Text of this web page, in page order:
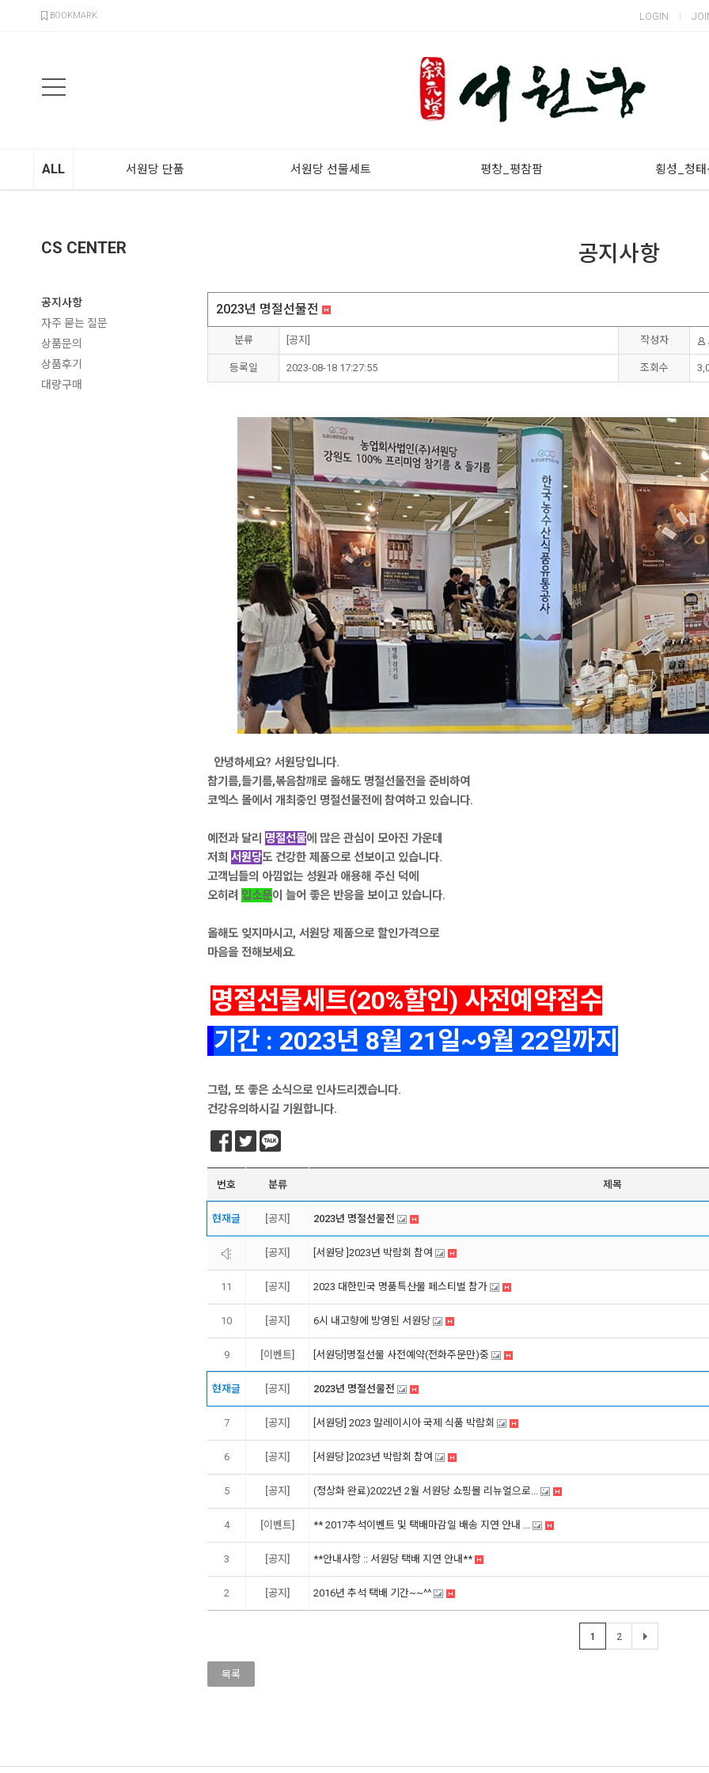
BOOKMARK LOGIN
ALL 서원당 단품 서원당 선물세트 평창_평참팜 횡성_청
CS CENTER
공지사항
자주 묻는 질문
상품문의
상품후기
대량구매
공지사항
2023년 명절선물전
분류 [공지] 작성자
등록일 2023-08-18 17:27:55 조회수
안녕하세요? 서원당입니다.
참기름,들기름,볶음참깨로 올해도 명절선물전을 준비하여
코엑스 몰에서 개최중인 명절선물전에 참여하고 있습니다.
예전과 달리 명절선물에 많은 관심이 모아진 가운데
저희 서원당도 건강한 제품으로 선보이고 있습니다.
고객님들의 아낌없는 성원과 애용해 주신 덕에
오히려 입소문이 늘어 좋은 반응을 보이고 있습니다.
올해도 잊지마시고, 서원당 제품으로 할인가격으로
마음을 전해보세요.
명절선물세트(20%할인) 사전예약접수
기간 : 2023년 8월 21일~9월 22일까지
그럼, 또 좋은 소식으로 인사드리겠습니다.
건강유의하시길 기원합니다.
번호 분류 제목
현재글 [공지] 2023년 명절선물전
[공지] [서원당 ]2023년 박람회 참여
11 [공지] 2023 대한민국 명품특산물 페스티벌 참가
10 [공지] 6시 내고향에 방영된 서원당
9 [이벤트] [서원당]명절선물 사전예약(전화주문만)중
현재글 [공지] 2023년 명절선물전
7 [공지] [서원당] 2023 말레이시아 국제 식품 박람회
6 [공지] [서원당 ]2023년 박람회 참여
5 [공지] (정상화 완료)2022년 2월 서원당 쇼핑몰 리뉴얼으로...
4 [이벤트] ** 2017추석이벤트 및 택배마감일 배송 지연 안내 ...
3 [공지] **안내사항 :: 서원당 택배 지연 안내**
2 [공지] 2016년 추석 택배 기간~~^^
1 2
목록